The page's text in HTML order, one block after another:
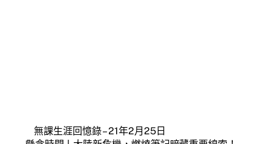
無課生涯回憶錄 – 21年2月25日